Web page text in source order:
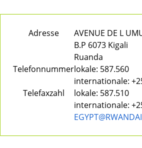
Adresse
AVENUE DE L
B.P 6073 Kigali
Ruanda
Telefonnummerlokale: 587.560
internationale:
Telefaxzahl
lokale: 587.510
internationale: